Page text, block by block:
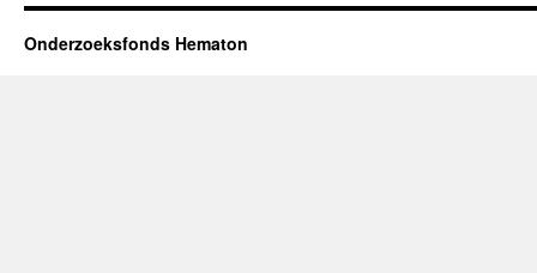
Onderzoeksfonds Hematon